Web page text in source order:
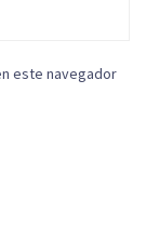
este navegador